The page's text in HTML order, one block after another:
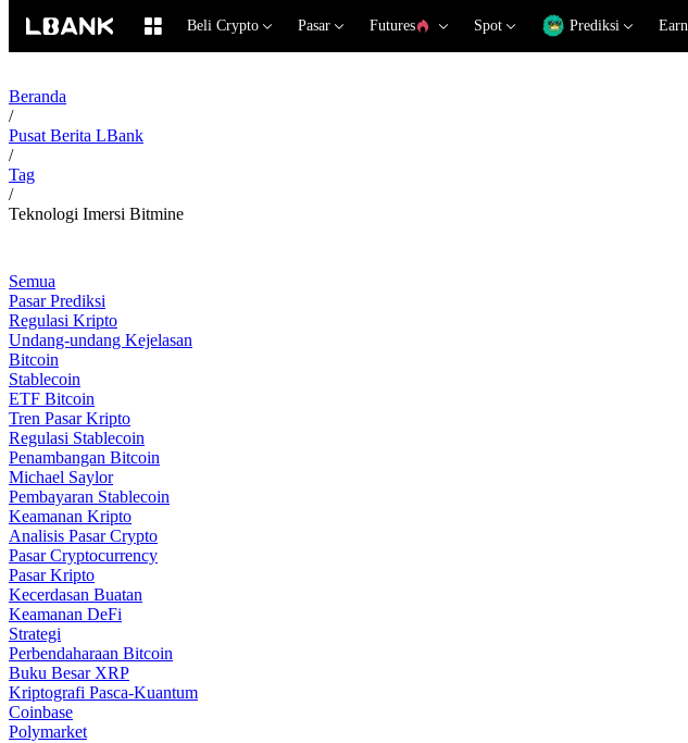
Beli Crypto Pasar Futures Spot Prediksi Earn
Beranda
/
Pusat Berita LBank
/
Tag
/
Teknologi Imersi Bitmine
Semua
Pasar Prediksi
Regulasi Kripto
Undang-undang Kejelasan
Bitcoin
Stablecoin
ETF Bitcoin
Tren Pasar Kripto
Regulasi Stablecoin
Penambangan Bitcoin
Michael Saylor
Pembayaran Stablecoin
Keamanan Kripto
Analisis Pasar Crypto
Pasar Cryptocurrency
Pasar Kripto
Kecerdasan Buatan
Keamanan DeFi
Strategi
Perbendaharaan Bitcoin
Buku Besar XRP
Kriptografi Pasca-Kuantum
Coinbase
Polymarket